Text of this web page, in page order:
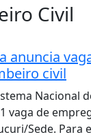
Civil
anuncia
civil
Nacional
vaga de
Sede. Para